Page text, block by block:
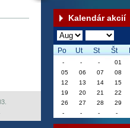
Kalendár akcií
Po Ut St Št